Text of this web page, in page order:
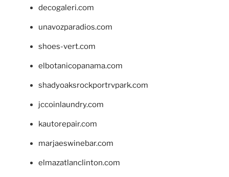
decogaleri.com
unavozparadios.com
shoes-vert.com
elbotanicopanama.com
shadyoaksrockportrvpark.com
jccoinlaundry.com
kautorepair.com
marjaeswinebar.com
elmazatlanclinton.com